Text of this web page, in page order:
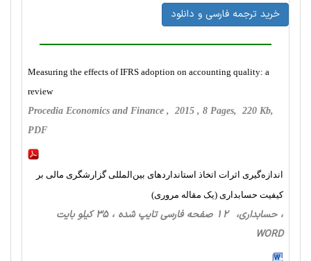
خرید ترجمه فارسی و دانلود
Measuring the effects of IFRS adoption on accounting quality: a
review
Procedia Economics and Finance , 2015 , 8 Pages, 220 Kb,
PDF
اندازه‌گیری اثرات اتخاذ استانداردهای بین‌المللی گزارشگری مالی بر
کیفیت حسابداری (یک مقاله مروری)
، حسابداری، 12 صفحه فارسی تایپ شده ، 35 کیلو بایت
WORD